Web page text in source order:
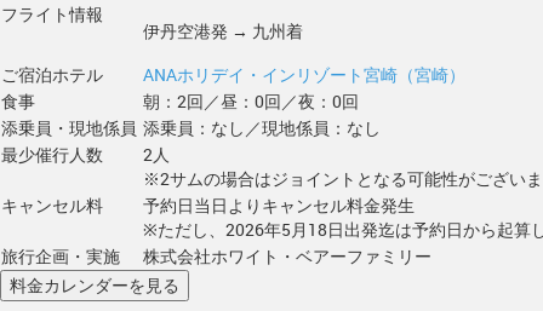
フライト情報
伊丹空港発 → 九州着
ご宿泊ホテル
ANAホリデイ・インリゾート宮崎（宮崎）
食事
朝：2回／昼：0回／夜：0回
添乗員・現地係員 添乗員：なし／現地係員：なし
最少催行人数
2人
※2サムの場合はジョイントとなる可能性がござい
キャンセル料
予約日当日よりキャンセル料金発生
※ただし、2026年5月18日出発迄は予約日から起算
旅行企画・実施
株式会社ホワイト・ベアーファミリー